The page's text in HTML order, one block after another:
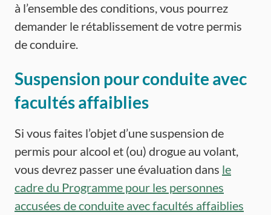
à l’ensemble des conditions, vous pourrez
demander le rétablissement de votre permis
de conduire.
Suspension pour conduite avec
facultés affaiblies
Si vous faites l’objet d’une suspension de
permis pour alcool et (ou) drogue au volant,
vous devrez passer une évaluation dans le
cadre du Programme pour les personnes
accusées de conduite avec facultés affaiblies